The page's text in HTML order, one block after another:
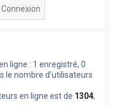
ligne : 1 enregistré, 0
le nombre d’utilisateurs
en ligne est de 1304,